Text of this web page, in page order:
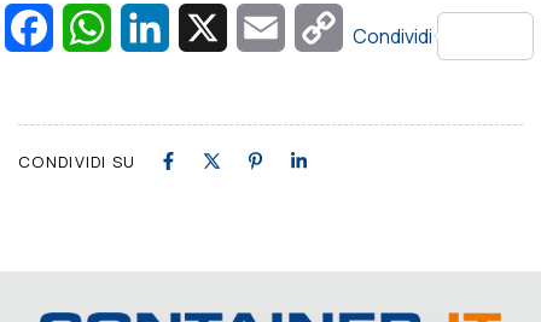
FacebookWhatsAppLinkedIn Email
Copy
Condividi
CONDIVIDI SU